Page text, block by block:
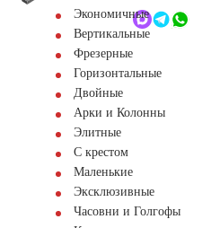
Обратный звонокЭкономичные
Вертикальные
Фрезерные
Горизонтальные
Двойные
Арки и Колонны
Элитные
С крестом
Маленькие
Эксклюзивные
Часовни и Голгофы